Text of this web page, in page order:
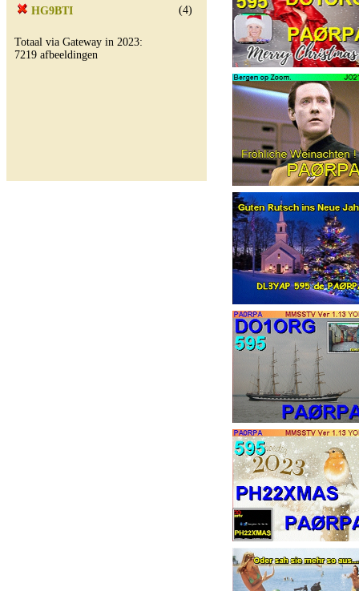
HG9BTI
(4)
Totaal via Gateway in 2023:
7219 afbeeldingen